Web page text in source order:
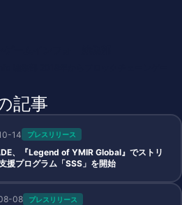
記事
14 プレスリリース
、『Legend of YMIR Global』でストリ
援プログラム「SSS」を開始
08 プレスリリース